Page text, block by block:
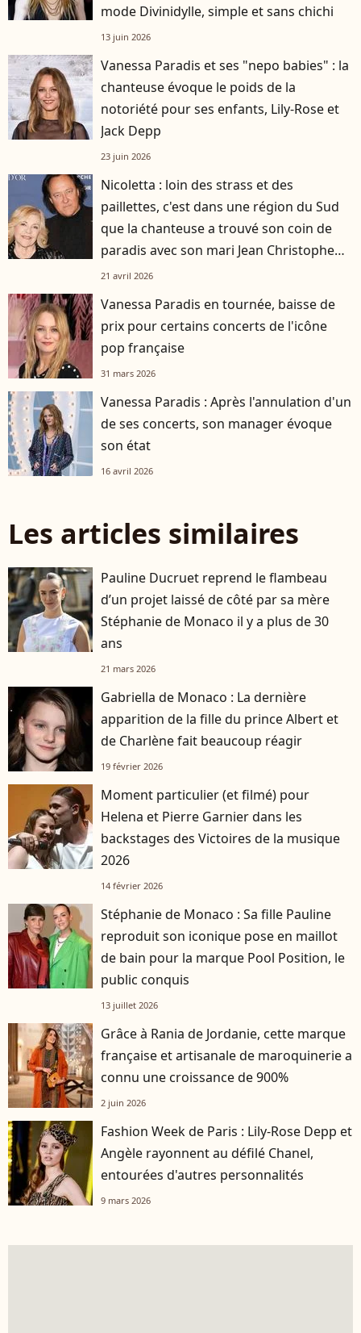
mode Divinidylle, simple et sans chichi
13 juin 2026
Vanessa Paradis et ses "nepo babies" : la
chanteuse évoque le poids de la
notoriété pour ses enfants, Lily-Rose et
Jack Depp
23 juin 2026
Nicoletta : loin des strass et des
paillettes, c'est dans une région du Sud
que la chanteuse a trouvé son coin de
paradis avec son mari Jean Christophe
Molinier
21 avril 2026
Vanessa Paradis en tournée, baisse de
prix pour certains concerts de l'icône
pop française
31 mars 2026
Vanessa Paradis : Après l'annulation d'un
de ses concerts, son manager évoque
son état
16 avril 2026
Les articles similaires
Pauline Ducruet reprend le flambeau
d’un projet laissé de côté par sa mère
Stéphanie de Monaco il y a plus de 30
ans
21 mars 2026
Gabriella de Monaco : La dernière
apparition de la fille du prince Albert et
de Charlène fait beaucoup réagir
19 février 2026
Moment particulier (et filmé) pour
Helena et Pierre Garnier dans les
backstages des Victoires de la musique
2026
14 février 2026
Stéphanie de Monaco : Sa fille Pauline
reproduit son iconique pose en maillot
de bain pour la marque Pool Position, le
public conquis
13 juillet 2026
Grâce à Rania de Jordanie, cette marque
française et artisanale de maroquinerie a
connu une croissance de 900%
2 juin 2026
Fashion Week de Paris : Lily-Rose Depp et
Angèle rayonnent au défilé Chanel,
entourées d'autres personnalités
9 mars 2026